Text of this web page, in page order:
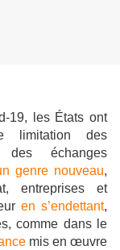
19, les États ont
limitation des
échanges
genre nouveau,
entreprises et
en s’endettant,
comme dans le
mis en œuvre